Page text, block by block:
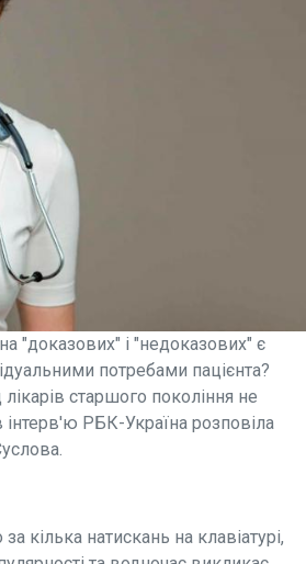
"доказових" і "недоказових" є
потребами пацієнта?
старшого покоління не
РБК-Україна розповіла
кілька натискань на клавіатурі,